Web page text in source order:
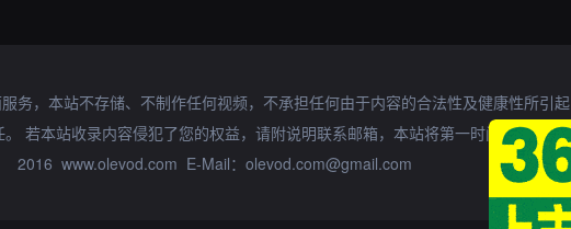
务，本站不存储、不制作任何视频，不承担任何由于内容的合法性及健康性所引起
。 若本站收录内容侵犯了您的权益，请附说明联系邮箱，本站将第一时间处理。
2016 www.olevod.com E-Mail：olevod.com@gmail.com